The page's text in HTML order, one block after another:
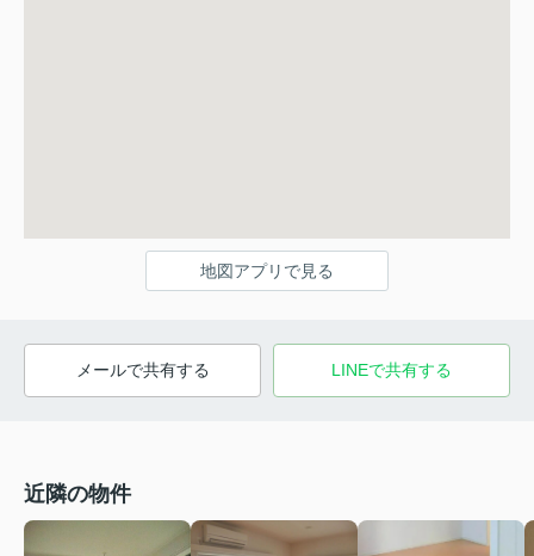
地図アプリで見る
メールで共有する LINEで共有する
近隣の物件